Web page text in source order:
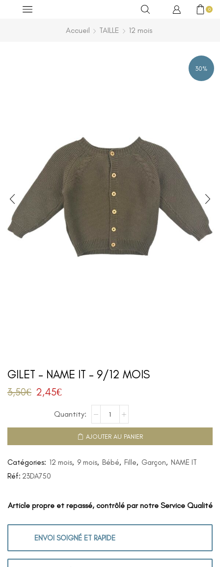
0
Accueil TAILLE 12 mois
30%
GILET – NAME IT – 9/12 MOIS
3,50€ 2,45€
AJOUTER AU PANIER
Catégories: 12 mois, 9 mois, Bébé, Fille, Garçon, NAME IT
Réf: 23DA750
Article propre et repassé, contrôlé par notre Service Qualité
ENVOI SOIGNÉ ET RAPIDE